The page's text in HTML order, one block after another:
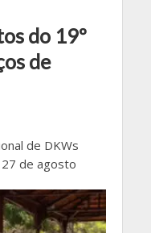
do 19º
de
de DKWs
de agosto